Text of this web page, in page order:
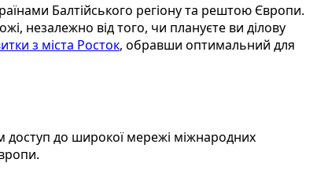
Балтійського регіону та рештою Європи.
незалежно від того, чи плануєте ви ділову
з міста Росток, обравши оптимальний для
доступ до широкої мережі міжнародних